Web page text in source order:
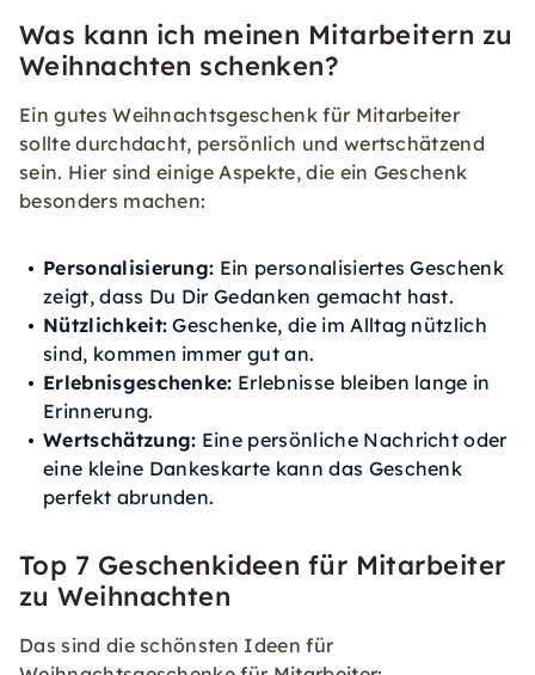
Was kann ich meinen Mitarbeitern zu
Weihnachten schenken?
Ein gutes Weihnachtsgeschenk für Mitarbeiter
sollte durchdacht, persönlich und wertschätzend
sein. Hier sind einige Aspekte, die ein Geschenk
besonders machen:
Personalisierung: Ein personalisiertes Geschenk
zeigt, dass Du Dir Gedanken gemacht hast.
Nützlichkeit: Geschenke, die im Alltag nützlich
sind, kommen immer gut an.
Erlebnisgeschenke: Erlebnisse bleiben lange in
Erinnerung.
Wertschätzung: Eine persönliche Nachricht oder
eine kleine Dankeskarte kann das Geschenk
perfekt abrunden.
Top 7 Geschenkideen für Mitarbeiter
zu Weihnachten
Das sind die schönsten Ideen für